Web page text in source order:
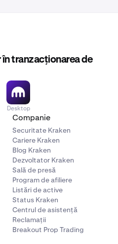
tranzacționarea de
Desktop
Companie
Securitate Kraken
Cariere Kraken
Blog Kraken
Dezvoltator Kraken
Sală de presă
Program de afiliere
Listări de active
Status Kraken
Centrul de asistență
Reclamații
Breakout Prop Trading